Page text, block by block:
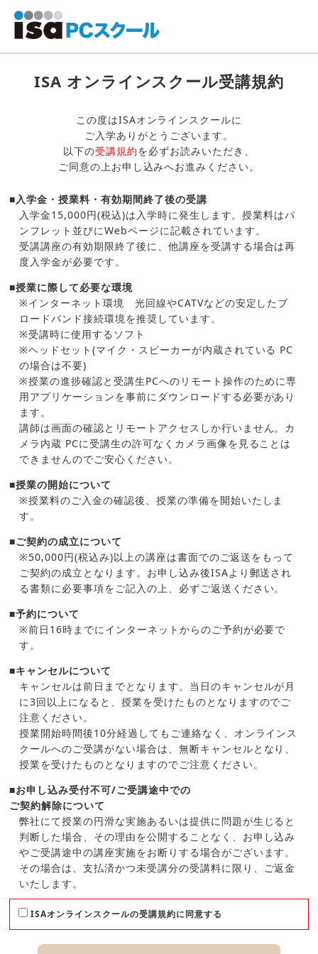
ISA オンラインスクール受講規約
この度はISAオンラインスクールに
ご入学ありがとうございます。
以下の受講規約を必ずお読みいただき、
ご同意の上お申し込みへお進みください。
■入学金・授業料・有効期間終了後の受講
入学金15,000円(税込)は入学時に発生します。授業料はパ
ンフレット並びにWebページに記載されています。
受講講座の有効期限終了後に、他講座を受講する場合は再
度入学金が必要です。
■授業に際して必要な環境
※インターネット環境 光回線やCATVなどの安定したブ
ロードバンド接続環境を推奨しています。
※受講時に使用するソフト
※ヘッドセット(マイク・スピーカーが内蔵されている PC
の場合は不要)
※授業の進捗確認と受講生PCへのリモート操作のために専
用アプリケーションを事前にダウンロードする必要があり
ます。
講師は画面の確認とリモートアクセスしか行いません。カ
メラ内蔵 PCに受講生の許可なくカメラ画像を見ることは
できませんのでご安心ください。
■授業の開始について
※授業料のご入金の確認後、授業の準備を開始いたしま
す。
■ご契約の成立について
※50,000円(税込み)以上の講座は書面でのご返送をもって
ご契約の成立となります。お申し込み後ISAより郵送され
る書類に必要事項をご記入の上、必ずご返送ください。
■予約について
※前日16時までにインターネットからのご予約が必要で
す。
■キャンセルについて
キャンセルは前日までとなります。当日のキャンセルが月
に3回以上になると、授業を受けたものとなりますのでご
注意ください。
授業開始時間後10分経過してもご連絡なく、オンラインス
クールへのご受講がない場合は、無断キャンセルとなり、
授業を受けたものとなりますのでご注意ください。
■お申し込み受付不可/ご受講途中での
ご契約解除について
弊社にて授業の円滑な実施あるいは提供に問題が生じると
判断した場合、その理由を公開することなく、お申し込み
やご受講途中の講座実施をお断りする場合がございます。
その場合は、支払済かつ未受講分の受講料に限り、ご返金
いたします。
ISAオンラインスクールの受講規約に同意する